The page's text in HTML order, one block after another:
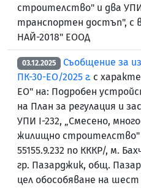
строителство" и два
транспортен достъп", с
НАЙ-2018" ЕООД
03.12.2025
Съобщение за
ПК-30-ЕО/2025 г. с
ЕО" на: Подробен
на План за регулация и
УПИ I-232, „Смесено,
жилищно
55155.9.232 по КККР/, м.
гр. Пазарджик, общ.
цел обособяване на